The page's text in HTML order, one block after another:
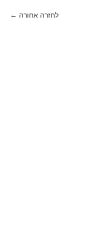
לחזרה אחורה